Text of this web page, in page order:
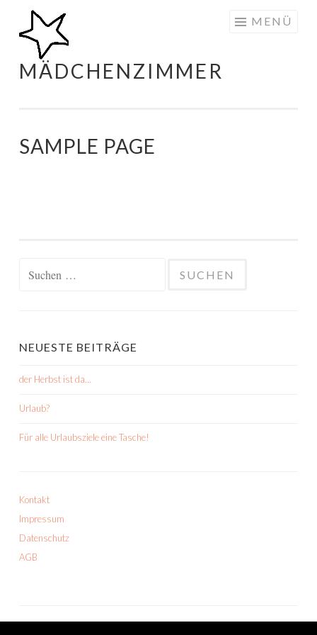
Zum
Inhalt
springen
MÄDCHENZIMMER
MENÜ
SAMPLE PAGE
NEUESTE BEITRÄGE
der Herbst ist da…
Urlaub?
Für alle Urlaubsziele eine Tasche!
Kontakt
Impressum
Datenschutz
AGB